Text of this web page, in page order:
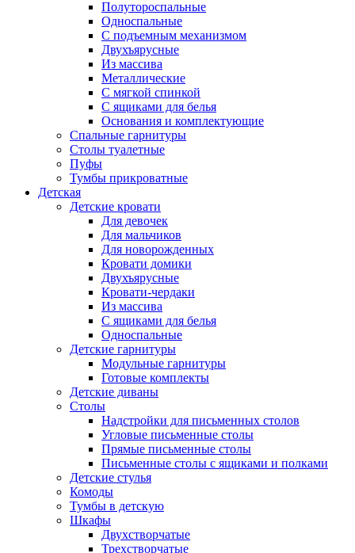
Полутороспальные
Односпальные
С подъемным механизмом
Двухъярусные
Из массива
Металлические
С мягкой спинкой
С ящиками для белья
Основания и комплектующие
Спальные гарнитуры
Столы туалетные
Пуфы
Тумбы прикроватные
Детская
Детские кровати
Для девочек
Для мальчиков
Для новорожденных
Кровати домики
Двухъярусные
Кровати-чердаки
Из массива
С ящиками для белья
Односпальные
Детские гарнитуры
Модульные гарнитуры
Готовые комплекты
Детские диваны
Столы
Надстройки для письменных столов
Угловые письменные столы
Прямые письменные столы
Письменные столы с ящиками и полками
Детские стулья
Комоды
Тумбы в детскую
Шкафы
Двухстворчатые
Трехстворчатые